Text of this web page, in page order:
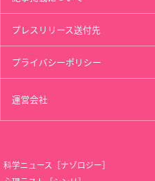
プレスリリース送付先
プライバシーポリシー
運営会社
科学ニュース［ナゾロジー］